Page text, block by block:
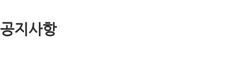
공지사항